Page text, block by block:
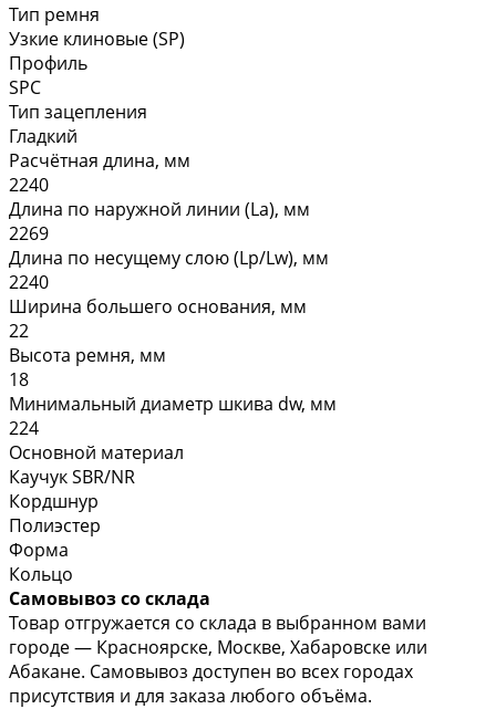
Тип ремня
Узкие клиновые (SP)
Профиль
SPC
Тип зацепления
Гладкий
Расчётная длина, мм
2240
Длина по наружной линии (La), мм
2269
Длина по несущему слою (Lp/Lw), мм
2240
Ширина большего основания, мм
22
Высота ремня, мм
18
Минимальный диаметр шкива dw, мм
224
Основной материал
Каучук SBR/NR
Кордшнур
Полиэстер
Форма
Кольцо
Самовывоз со склада
Товар отгружается со склада в выбранном вами
городе — Красноярске, Москве, Хабаровске или
Абакане. Самовывоз доступен во всех городах
присутствия и для заказа любого объёма.